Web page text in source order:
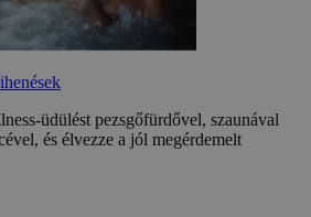
üdülést pezsgőfürdővel, szaunával
és élvezze a jól megérdemelt